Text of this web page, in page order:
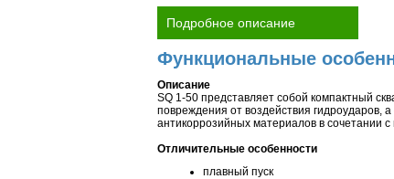
Подробное описание
Функциональные
Описание
SQ 1-50 представляет собой компактный
повреждения от воздействия гидроударов,
антикоррозийных материалов в сочетании
Отличительные особенности
плавный пуск